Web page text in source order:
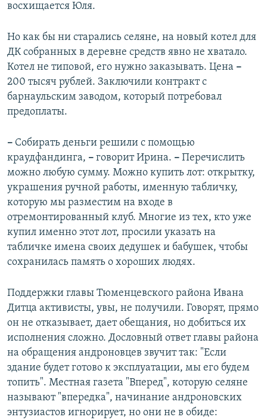
восхищается Юля.
Но как бы ни старались селяне, на новый котел для
ДК собранных в деревне средств явно не хватало.
Котел не типовой, его нужно заказывать. Цена –
200 тысяч рублей. Заключили контракт с
барнаульским заводом, который потребовал
предоплаты.
– Собирать деньги решили с помощью
краудфандинга, – говорит Ирина. – Перечислить
можно любую сумму. Можно купить лот: открытку,
украшения ручной работы, именную табличку,
которую мы разместим на входе в
отремонтированный клуб. Многие из тех, кто уже
купил именно этот лот, просили указать на
табличке имена своих дедушек и бабушек, чтобы
сохранилась память о хороших людях.
Поддержки главы Тюменцевского района Ивана
Дитца активисты, увы, не получили. Говорят, прямо
он не отказывает, дает обещания, но добиться их
исполнения сложно. Дословный ответ главы района
на обращения андроновцев звучит так: "Если
здание будет готово к эксплуатации, мы его будем
топить". Местная газета "Вперед", которую селяне
называют "впередка", начинание андроновских
энтузиастов игнорирует, но они не в обиде: